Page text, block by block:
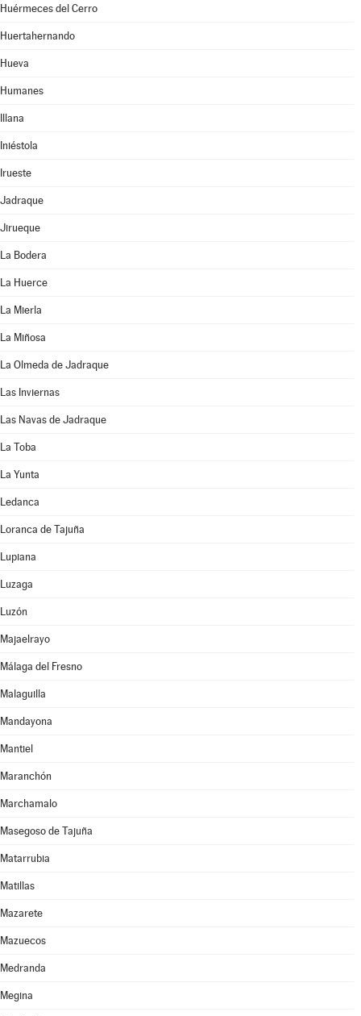
Huérmeces del Cerro
Huertahernando
Hueva
Humanes
Illana
Iniéstola
Irueste
Jadraque
Jirueque
La Bodera
La Huerce
La Mierla
La Miñosa
La Olmeda de Jadraque
Las Inviernas
Las Navas de Jadraque
La Toba
La Yunta
Ledanca
Loranca de Tajuña
Lupiana
Luzaga
Luzón
Majaelrayo
Málaga del Fresno
Malaguilla
Mandayona
Mantiel
Maranchón
Marchamalo
Masegoso de Tajuña
Matarrubia
Matillas
Mazarete
Mazuecos
Medranda
Megina